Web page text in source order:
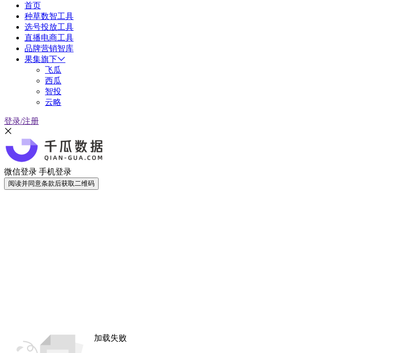
首页
种草数智工具
选号投放工具
直播电商工具
品牌营销智库
果集旗下
飞瓜
西瓜
智投
云略
登录/注册
微信登录 手机登录
阅读并同意条款后获取二维码
加载失败